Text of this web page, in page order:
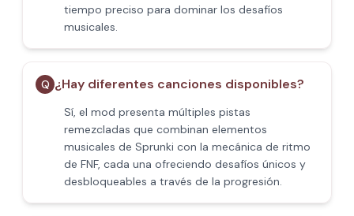
tiempo preciso para dominar los desafíos
musicales.
Q ¿Hay diferentes canciones disponibles?
Sí, el mod presenta múltiples pistas
remezcladas que combinan elementos
musicales de Sprunki con la mecánica de ritmo
de FNF, cada una ofreciendo desafíos únicos y
desbloqueables a través de la progresión.